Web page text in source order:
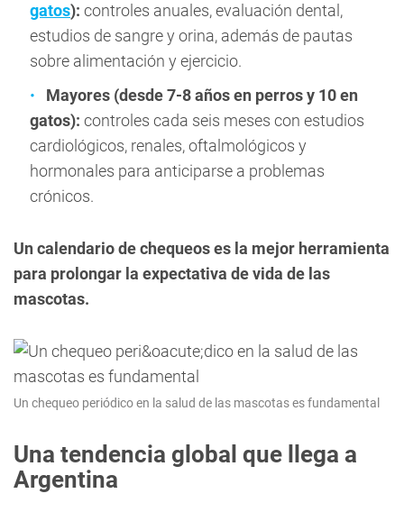
gatos): controles anuales, evaluación dental,
estudios de sangre y orina, además de pautas
sobre alimentación y ejercicio.
Mayores (desde 7-8 años en perros y 10 en
gatos): controles cada seis meses con estudios
cardiológicos, renales, oftalmológicos y
hormonales para anticiparse a problemas
crónicos.
Un calendario de chequeos es la mejor herramienta
para prolongar la expectativa de vida de las
mascotas.
Un chequeo periódico en la salud de las mascotas es fundamental
Una tendencia global que llega a
Argentina